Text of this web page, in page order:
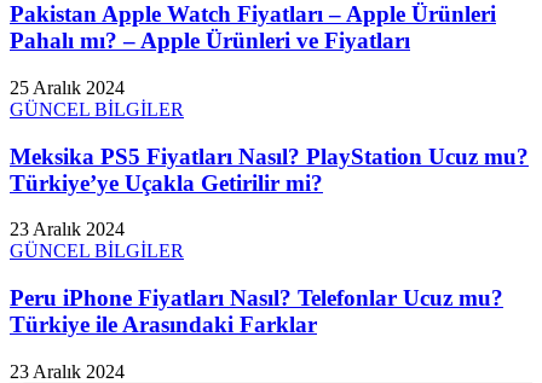
Pakistan Apple Watch Fiyatları – Apple Ürünleri
Pahalı mı? – Apple Ürünleri ve Fiyatları
25 Aralık 2024
GÜNCEL BİLGİLER
Meksika PS5 Fiyatları Nasıl? PlayStation Ucuz mu?
Türkiye’ye Uçakla Getirilir mi?
23 Aralık 2024
GÜNCEL BİLGİLER
Peru iPhone Fiyatları Nasıl? Telefonlar Ucuz mu?
Türkiye ile Arasındaki Farklar
23 Aralık 2024